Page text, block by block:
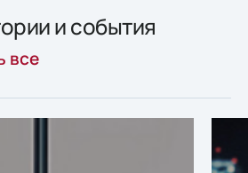
и события
все